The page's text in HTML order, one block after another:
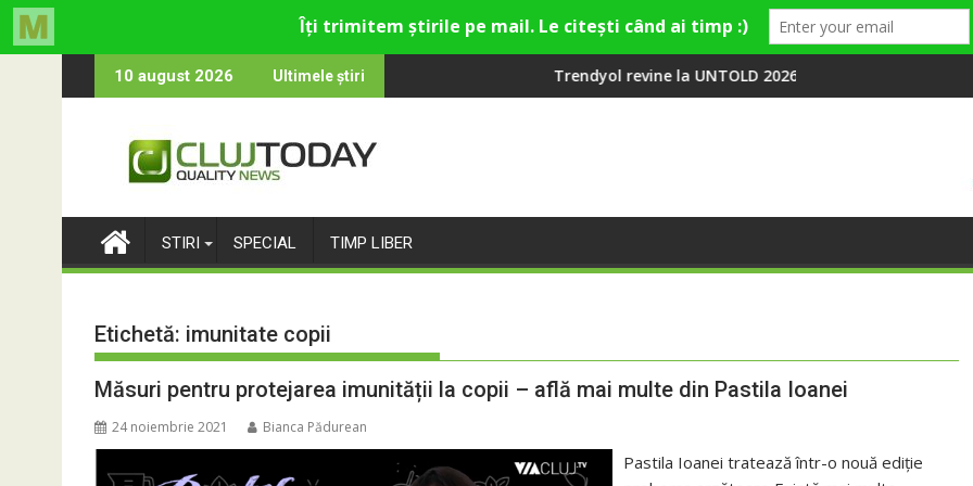
to
10 august 2026 Ultimele știri
catolică din Cluj
care rămân: Almost Still Trendyol revine la UNTOLD 2026: Colecții capsulă lansate cu Gina,
Peste 100 000
STIRI SPECIAL TIMP LIBER
Etichetă: imunitate copii
Măsuri pentru protejarea imunității la copii – află mai multe din Pastila Ioanei
24 noiembrie 2021 Bianca Pădurean
Pastila Ioanei tratează într-o nouă ediție